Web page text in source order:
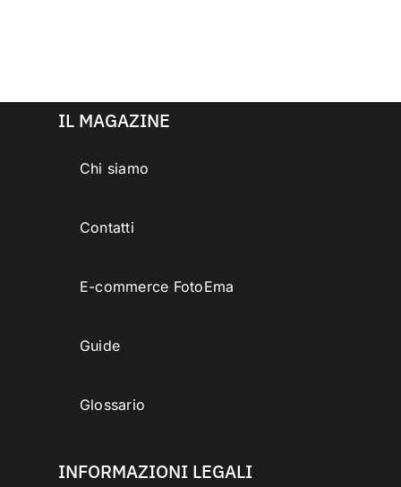
IL MAGAZINE
Chi siamo
Contatti
E-commerce FotoEma
Guide
Glossario
INFORMAZIONI LEGALI